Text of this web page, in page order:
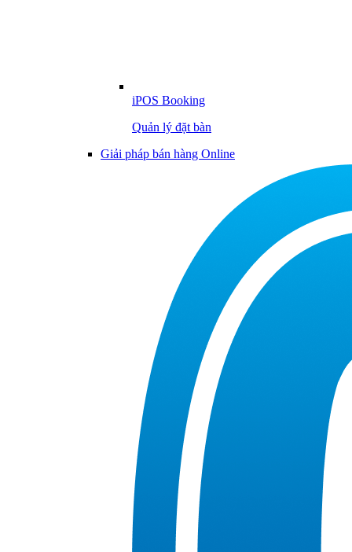
iPOS Booking
Quản lý đặt bàn
Giải pháp bán hàng Online